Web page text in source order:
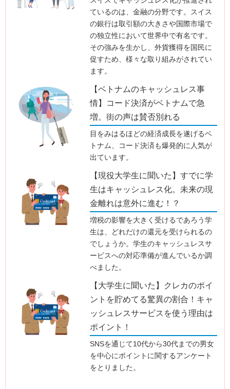
ているのは、金融の分野です。スイス
の銀行は取引額の大きさや国際市場で
の独立性において世界中で有名です。
その強みを生かし、外貨獲得を国民に
促すため、様々な取り組みがされてい
ます。
【ベトナムのキャッシュレス事
情】コード決済がベトナムで急
増。街の声は賛否別れる
目をみはるほどの経済成長を遂げるベ
トナム、コード決済も爆発的に人気が
出ています。
【現役大学生に聞いた】すでに学
生はキャッシュレス化。未来の現
金離れは意外に進む！？
増税の影響を大きく受けるであろう学
生は、どれだけの還元を受けられるの
でしょうか。学生のキャッシュレスサ
ービスへの対応準備が進んでいるか調
べました。
【大学生に聞いた】クレカのポイ
ントを貯めてる驚異の割合！キャ
ッシュレスサービスを使う理由は
ポイント！
SNSを通じて10代から30代までの男女
を中心にポイントに関するアンケート
をとりました。